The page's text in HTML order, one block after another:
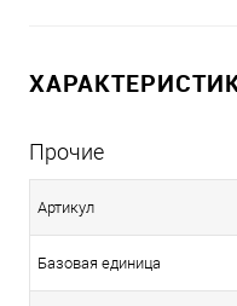
Прочие
Артикул
Базовая единица